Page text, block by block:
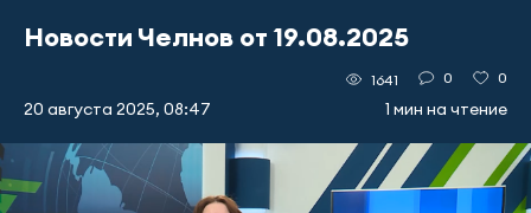
Новости Челнов от 19.08.2025
20 августа 2025, 08:47
1641 0 0
1 мин на чтение